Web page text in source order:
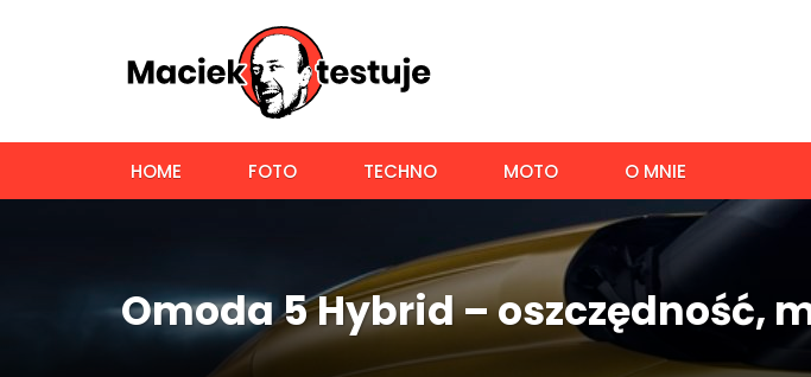
HOME FOTO TECHNO MOTO O MNIE
Omoda 5 Hybrid – oszczędność,